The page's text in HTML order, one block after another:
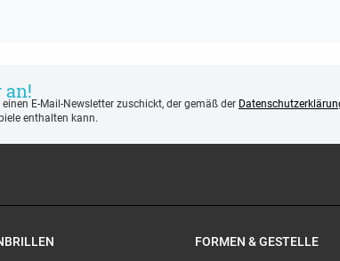
an!
E-Mail-Newsletter zuschickt, der gemäß der
enthalten kann.
FORMEN & GESTELLE